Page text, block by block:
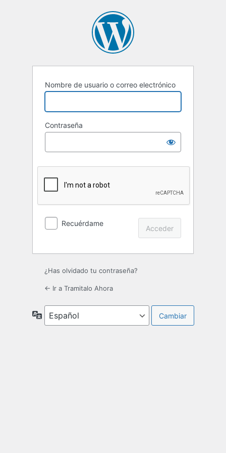
Nombre de usuario o correo electrónico
Contraseña
Recuérdame
¿Has olvidado tu contraseña?
← Ir a Tramitalo Ahora
Idioma